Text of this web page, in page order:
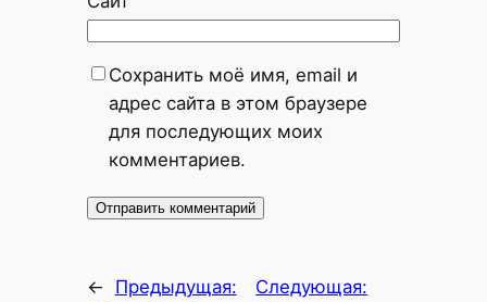
Сохранить моё имя, email и
адрес сайта в этом браузере
для последующих моих
комментариев.
←
Предыдущая:
Следующая: